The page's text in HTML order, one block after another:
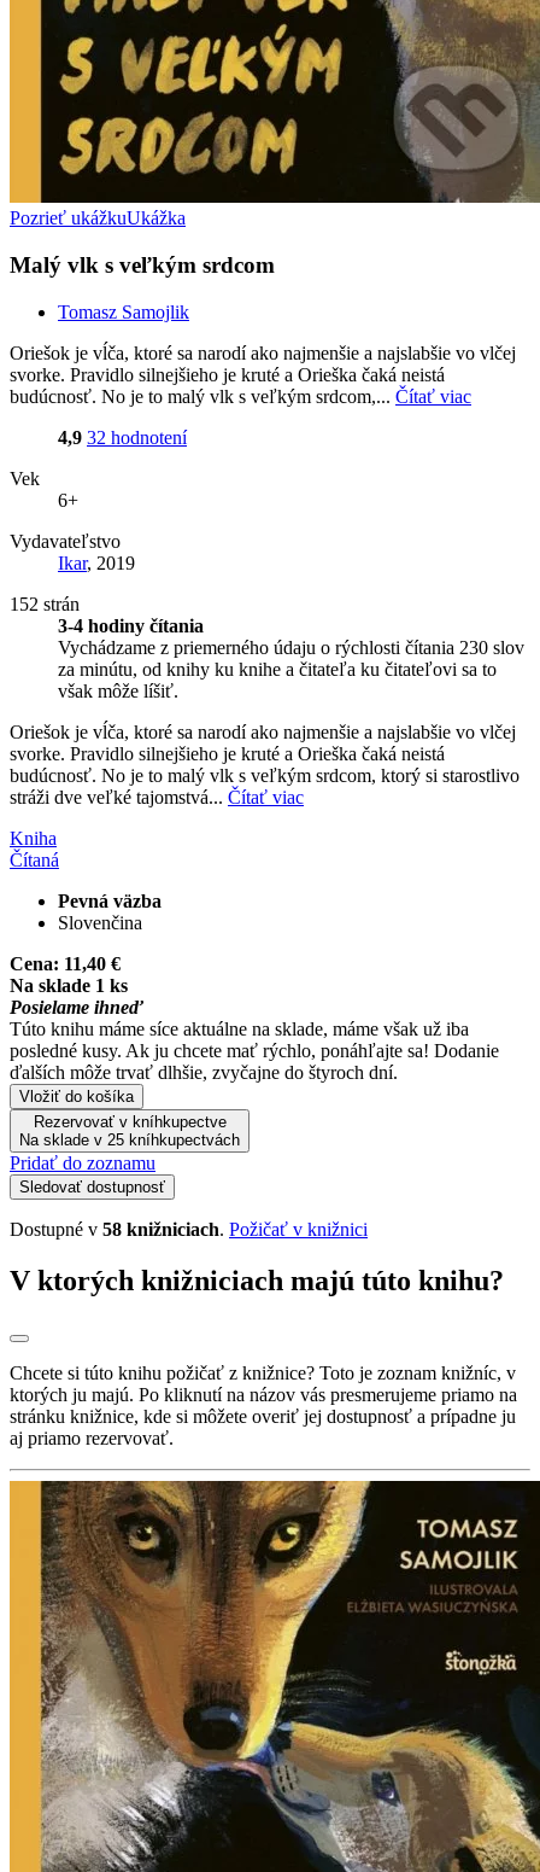
Pozrieť ukážkuUkážka
Malý vlk s veľkým srdcom
Tomasz Samojlik
Oriešok je vĺča, ktoré sa narodí ako najmenšie a najslabšie vo vlčej
svorke. Pravidlo silnejšieho je kruté a Orieška čaká neistá
budúcnosť. No je to malý vlk s veľkým srdcom,... Čítať viac
4,9 32 hodnotení
Vek
6+
Vydavateľstvo
Ikar, 2019
152 strán
3-4 hodiny čítania
Vychádzame z priemerného údaju o rýchlosti čítania 230 slov
za minútu, od knihy ku knihe a čitateľa ku čitateľovi sa to
však môže líšiť.
Oriešok je vĺča, ktoré sa narodí ako najmenšie a najslabšie vo vlčej
svorke. Pravidlo silnejšieho je kruté a Orieška čaká neistá
budúcnosť. No je to malý vlk s veľkým srdcom, ktorý si starostlivo
stráži dve veľké tajomstvá... Čítať viac
Kniha
Čítaná
Pevná väzba
Slovenčina
Cena: 11,40 €
Na sklade 1 ks
Posielame ihneď
Túto knihu máme síce aktuálne na sklade, máme však už iba
posledné kusy. Ak ju chcete mať rýchlo, ponáhľajte sa! Dodanie
ďalších môže trvať dlhšie, zvyčajne do štyroch dní.
Vložiť do košíka
Rezervovať v kníhkupectve
Na sklade v 25 kníhkupectvách
Pridať do zoznamu
Sledovať dostupnosť
Dostupné v 58 knižniciach. Požičať v knižnici
V ktorých knižniciach majú túto knihu?
Chcete si túto knihu požičať z knižnice? Toto je zoznam knižníc, v
ktorých ju majú. Po kliknutí na názov vás presmerujeme priamo na
stránku knižnice, kde si môžete overiť jej dostupnosť a prípadne ju
aj priamo rezervovať.